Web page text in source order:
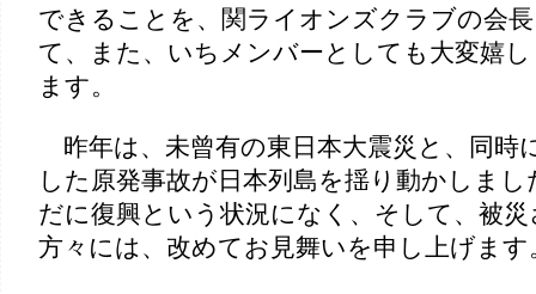
できることを、関ライオンズクラブの会
て、また、いちメンバーとしても大変嬉
ます。
昨年は、未曾有の東日本大震災と、同時
した原発事故が日本列島を揺り動かしまし
だに復興という状況になく、そして、被
方々には、改めてお見舞いを申し上げます